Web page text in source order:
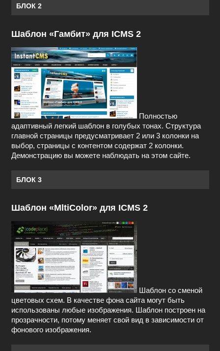
БЛОК 2
Шаблон «Гамбит» для ICMS 2
Полностью
адаптивный легкий шаблон в голубых тонах. Структура
главной страницы предусматривает 2 или 3 колонки на
выбор, страницы с контентом содержат 2 колонки.
Демонстрацию вы можете наблюдать на этом сайте.
БЛОК 3
Шаблон «MltiColor» для ICMS 2
Шаблон со сменой
цветовых схем. В качестве фона сайта могут быть
использованы любые изображения. Шаблон построен на
прозрачности, потому меняет свой вид в зависимости от
фонового изображения.